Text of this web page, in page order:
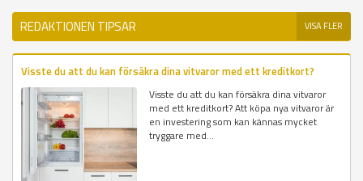
REDAKTIONEN TIPSAR VISA FLER
Visste du att du kan försäkra dina vitvaror med ett kreditkort?
Visste du att du kan försäkra dina vitvaror
med ett kreditkort? Att köpa nya vitvaror är
en investering som kan kännas mycket
tryggare med...